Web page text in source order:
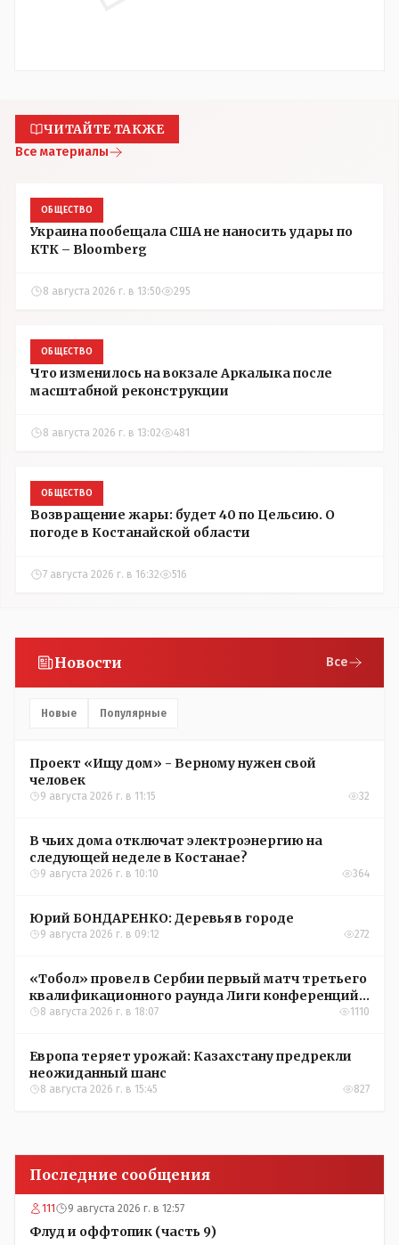
ЧИТАЙТЕ ТАКЖЕ
Все материалы
ОБЩЕСТВО
Украина пообещала США не наносить удары по
КТК – Bloomberg
8 августа 2026 г. в 13:50 295
ОБЩЕСТВО
Что изменилось на вокзале Аркалыка после
масштабной реконструкции
8 августа 2026 г. в 13:02 481
ОБЩЕСТВО
Возвращение жары: будет 40 по Цельсию. О
погоде в Костанайской области
7 августа 2026 г. в 16:32 516
Новости Все
Новые Популярные
Проект «Ищу дом» - Верному нужен свой
человек
9 августа 2026 г. в 11:15 32
В чьих дома отключат электроэнергию на
следующей неделе в Костанае?
9 августа 2026 г. в 10:10 364
Юрий БОНДАРЕНКО: Деревья в городе
9 августа 2026 г. в 09:12 272
«Тобол» провел в Сербии первый матч третьего
квалификационного раунда Лиги конференций
УЕФА
8 августа 2026 г. в 18:07 1110
Европа теряет урожай: Казахстану предрекли
неожиданный шанс
8 августа 2026 г. в 15:45 827
Последние сообщения
111 9 августа 2026 г. в 12:57
Флуд и оффтопик (часть 9)